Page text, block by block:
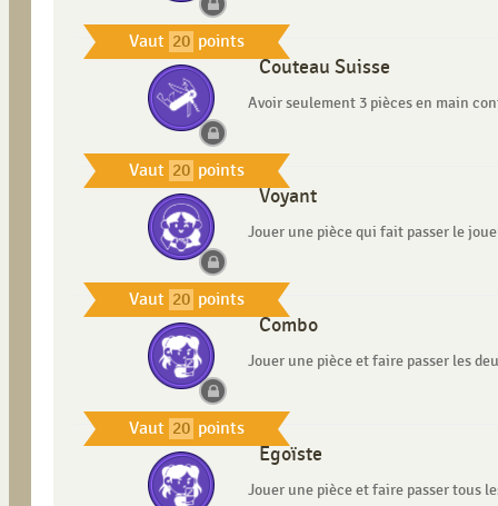
Vaut 20 points
Vaut 20 points
Couteau Suisse
Avoir seulement 3 pièces en main
Vaut 20 points
Voyant
Jouer une pièce qui fait passer le
Vaut 20 points
Combo
Jouer une pièce et faire passer les
Égoïste
Jouer une pièce et faire passer tous